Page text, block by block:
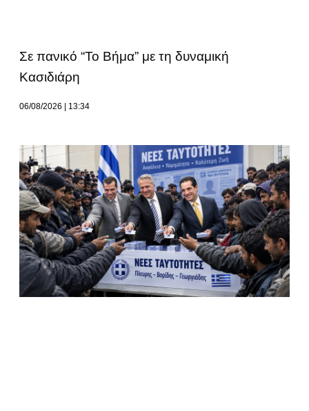
Σε πανικό “Το Βήμα” με τη δυναμική
Κασιδιάρη
06/08/2026 13:34